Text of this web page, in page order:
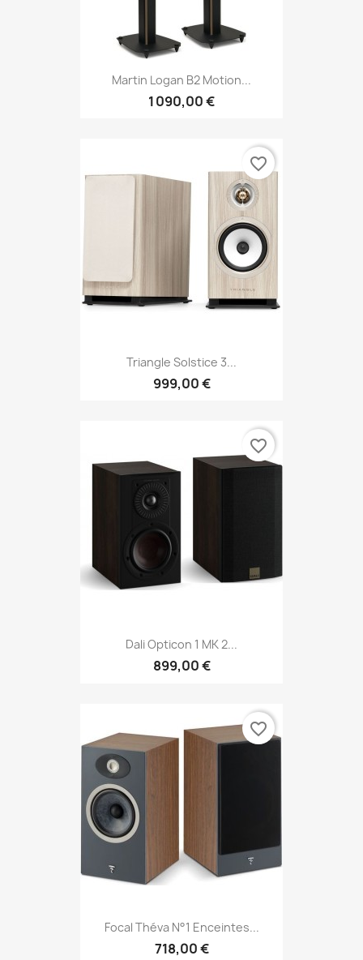
Martin Logan B2 Motion...
1 090,00 €
Triangle Solstice 3...
999,00 €
favorite_border
Dali Opticon 1 MK 2...
899,00 €
favorite_border
Focal Théva N°1 Enceintes...
718,00 €
favorite_border